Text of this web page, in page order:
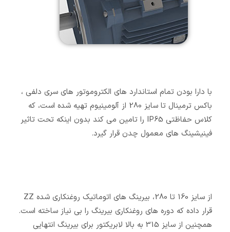
با دارا بودن تمام استاندارد های الکتروموتور های سری دلفی ،
باکس ترمینال تا سایز 280 از آلومینیوم تهیه شده است، که
کلاس حفاظتی IP65 را تامین می کند بدون اینکه تحت تاثیر
فینیشینگ های معمول چدن قرار گیرد.
از سایز 160 تا 280، بیرینگ های اتوماتیک روغنکاری شده ZZ
قرار داده که دوره های روغنکاری بیرینگ را بی نیاز ساخته است.
همچنین از سایز 315 به بالا لابریکتور برای بیرینگ انتهایی